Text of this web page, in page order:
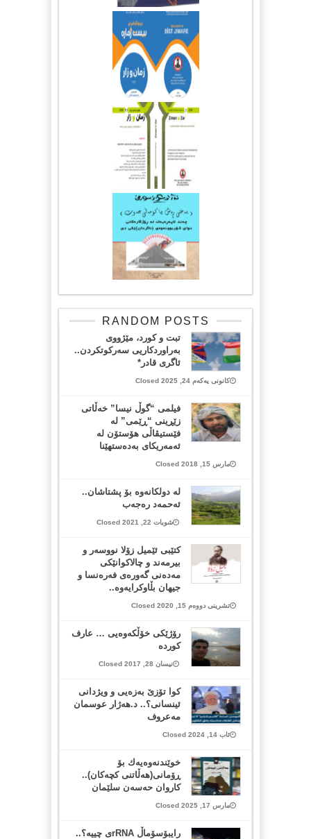
RANDOM POSTS
تبت و كورد، مێژووی
بەراوردكاریی سەركوتكردن..
ئاگری قادر*
کانونی یەکەم 24, 2025 Closed
فیلمی “گوڵ نیسا” خەڵاتی
زێڕینی “ڕێمی” لە
فێستیڤاڵی هۆستۆن لە
ئەمەریکای بەدەستهێنا
مارس 15, 2018 Closed
له‌ دولكانه‌وه‌ بۆ پشتاشان..
ئه‌حمه‌د ره‌جه‌ب
شوبات 22, 2021 Closed
کتێبی ئێمیل زۆلا نووسەر و
بیرمەند و چالاکوانێکی
مەدەنی گەورەی فەرەنسا و
جیهان بڵاوکرایەوە..
تشرینی دووەم 15, 2020 Closed
رۆژێكی خۆڵكه‌وه‌یی … عارف
كورده‌
نیسان 28, 2017 Closed
کوا تۆزێ بەزەیی و ویژدانی
ئینسانی؟.. د.هەژار عوسمان
مەعروف
ئاب 14, 2024 Closed
خوێندنه‌وه‌یه‌ك بۆ
ڕۆمانی(هه‌ڵاتنی كچه‌كان)..
کاروان حەسەن سلێمان
مارس 17, 2025 Closed
رایبۆسۆماڵ rRNAی چییە؟..